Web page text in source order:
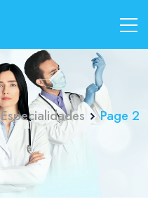
Especialidades Page 2